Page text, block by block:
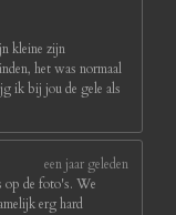
kleine zijn
het was normaal
ik bij jou de gele als
een jaar geleden
op de foto's. We
erg hard